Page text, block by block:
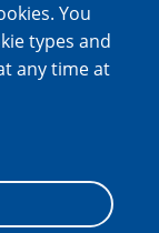
You
types and
any time at